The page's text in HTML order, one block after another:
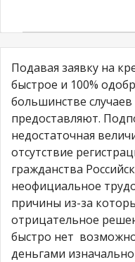
Подавая заявку на
быстрое и 100%
большинстве
предоставляют.
недостаточная
отсутствие
гражданства
неофициальное
причины из-за
отрицательное
быстро нет
деньгами